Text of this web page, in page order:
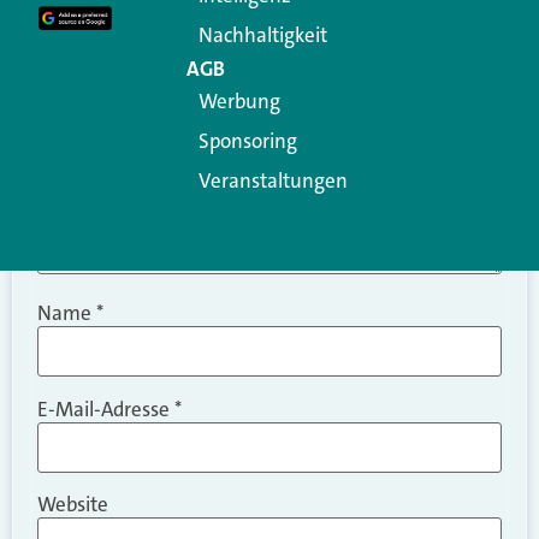
Kommentar
Name *
E-Mail-Adresse *
Website
Nachhaltigkeit
AGB
Werbung
Sponsoring
Veranstaltungen